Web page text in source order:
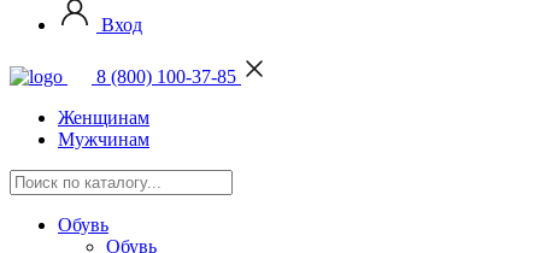
Вход
8 (800) 100-37-85
Женщинам
Мужчинам
Обувь
Обувь